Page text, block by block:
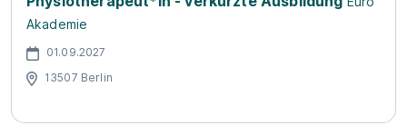
Akademie
01.09.2027
13507 Berlin